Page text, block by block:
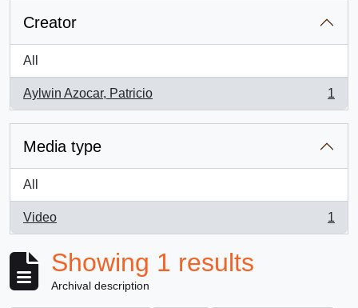
Creator
All
Aylwin Azocar, Patricio
, 1 results
1
Media type
All
Video
, 1 results
1
Showing 1 results
Archival description